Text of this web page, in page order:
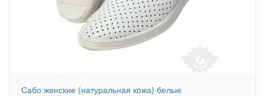
Сабо женские (натуральная кожа) белые